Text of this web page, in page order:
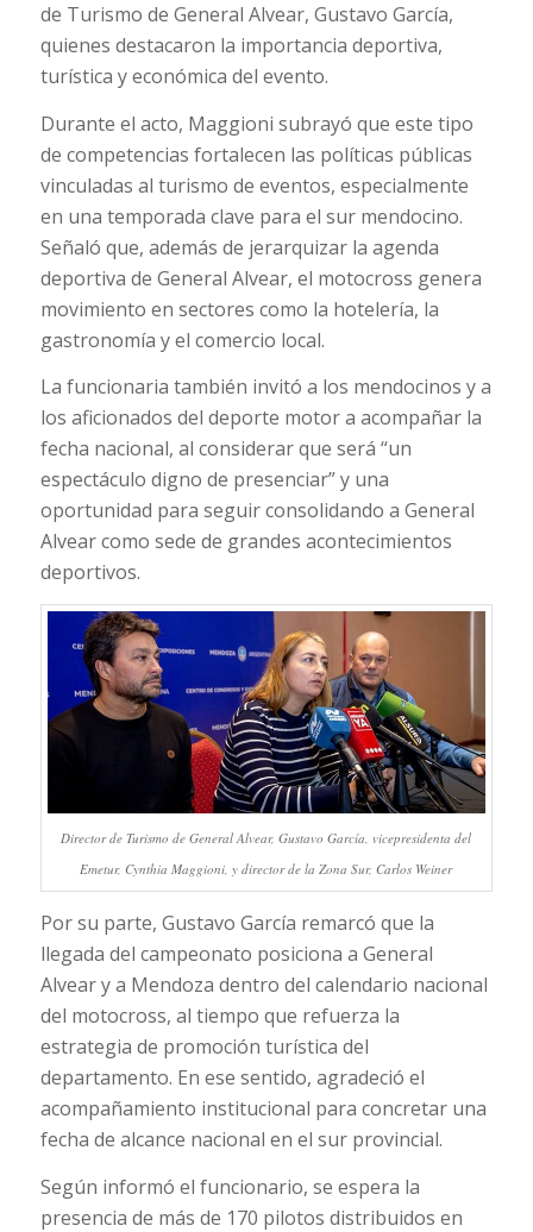
de Turismo de General Alvear, Gustavo García,
quienes destacaron la importancia deportiva,
turística y económica del evento.
Durante el acto, Maggioni subrayó que este tipo
de competencias fortalecen las políticas públicas
vinculadas al turismo de eventos, especialmente
en una temporada clave para el sur mendocino.
Señaló que, además de jerarquizar la agenda
deportiva de General Alvear, el motocross genera
movimiento en sectores como la hotelería, la
gastronomía y el comercio local.
La funcionaria también invitó a los mendocinos y a
los aficionados del deporte motor a acompañar la
fecha nacional, al considerar que será “un
espectáculo digno de presenciar” y una
oportunidad para seguir consolidando a General
Alvear como sede de grandes acontecimientos
deportivos.
Director de Turismo de General Alvear, Gustavo García, vicepresidenta del
Emetur, Cynthia Maggioni, y director de la Zona Sur, Carlos Weiner
Por su parte, Gustavo García remarcó que la
llegada del campeonato posiciona a General
Alvear y a Mendoza dentro del calendario nacional
del motocross, al tiempo que refuerza la
estrategia de promoción turística del
departamento. En ese sentido, agradeció el
acompañamiento institucional para concretar una
fecha de alcance nacional en el sur provincial.
Según informó el funcionario, se espera la
presencia de más de 170 pilotos distribuidos en